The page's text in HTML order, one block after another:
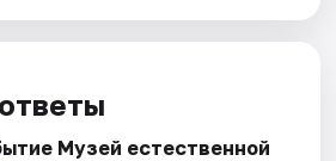
Музей естественной